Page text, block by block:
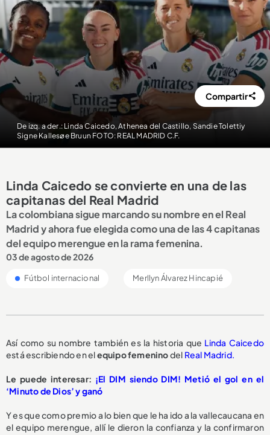
De izq. a der.: Linda Caicedo, Athenea del Castillo, Sandie Tolettiy
Signe Kallesøe Bruun FOTO: REAL MADRID C.F.
Compartir
Linda Caicedo se convierte en una de las
capitanas del Real Madrid
La colombiana sigue marcando su nombre en el Real
Madrid y ahora fue elegida como una de las 4 capitanas
del equipo merengue en la rama femenina.
03 de agosto de 2026
Fútbol internacional Merllyn Álvarez Hincapié
Así como su nombre también es la historia que Linda Caicedo
está escribiendo en elequipo femeninodel Real Madrid.
Le puede interesar: ¡El DIM siendo DIM! Metió el gol en el
‘Minuto de Dios’ y ganó
Y es que como premio a lo bien que le ha ido a la vallecaucana en
el equipo merengue, allí le dieron la confianza y la confirmaron